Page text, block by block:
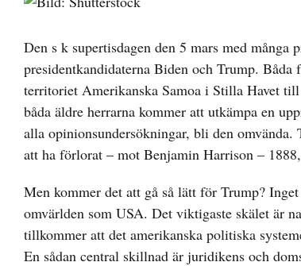
bild
Den s k supertisdagen den 5 mars med
presidentkandidaterna Biden och Trump.
territoriet Amerikanska Samoa i Stilla Havet
båda äldre herrarna kommer att utkämpa en
alla opinionsundersökningar, bli den
att ha förlorat – mot Benjamin Harrison –
Men kommer det att gå så lätt för Trump?
omvärlden som USA. Det viktigaste skälet är
tillkommer att det amerikanska politiska
En sådan central skillnad är juridikens och